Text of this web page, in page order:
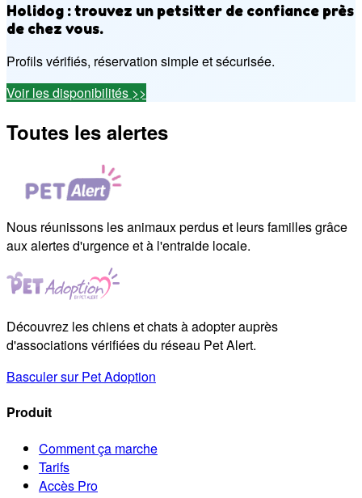
Holidog : trouvez un petsitter de confiance près
de chez vous.
Profils vérifiés, réservation simple et sécurisée.
Voir les disponibilités >>
Toutes les alertes
Nous réunissons les animaux perdus et leurs familles grâce
aux alertes d'urgence et à l'entraide locale.
Découvrez les chiens et chats à adopter auprès
d'associations vérifiées du réseau Pet Alert.
Basculer sur Pet Adoption
Produit
Comment ça marche
Tarifs
Accès Pro